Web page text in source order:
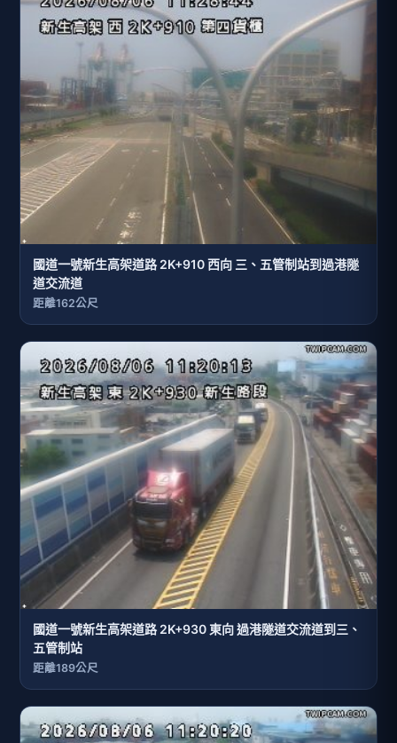
國道一號新生高架道路 2K+910 西向 三、五管制站到過港隧
道交流道
距離162公尺
國道一號新生高架道路 2K+930 東向 過港隧道交流道到三、
五管制站
距離189公尺